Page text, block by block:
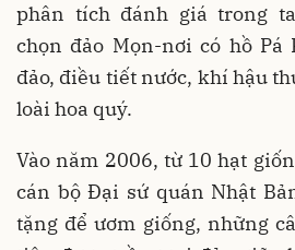
phân tích đánh giá trong
chọn đảo Mọn-nơi có hồ Pá
đảo, điều tiết nước, khí hậu
loài hoa quý.
Vào năm 2006, từ 10 hạt
cán bộ Đại sứ quán Nhật
tặng để ươm giống, những